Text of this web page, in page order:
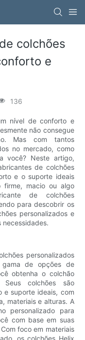
colchões
e
136
nível de conforto e
não consegue
Mas com tantos
no mercado, como
você? Neste artigo,
de colchões
e o suporte ideais
firme, macio ou algo
de colchões
para descobrir os
personalizados e
necessidades.
personalizados
de opções de
obtenha o colchão
Seus colchões são
e suporte ideais, com
materiais e alturas. A
personalizado para
com base em suas
foco em materiais